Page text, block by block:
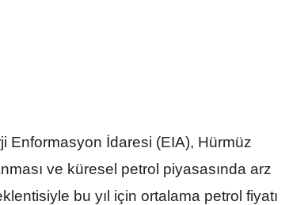
Enformasyon İdaresi (EIA), Hürmüz
ve küresel petrol piyasasında arz
bu yıl için ortalama petrol fiyatı